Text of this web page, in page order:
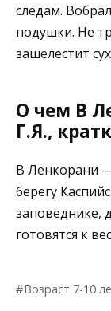
следам.
подушки. Не
зашелестит
О чем В
Г.Я.,
В Ленкорани
берегу
заповеднике,
готовятся к
Возраст 7-10